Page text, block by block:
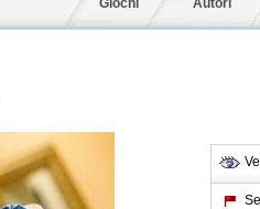
Giochi Autori